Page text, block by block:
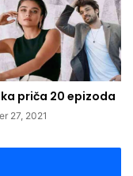
priča 20 epizoda
27, 2021